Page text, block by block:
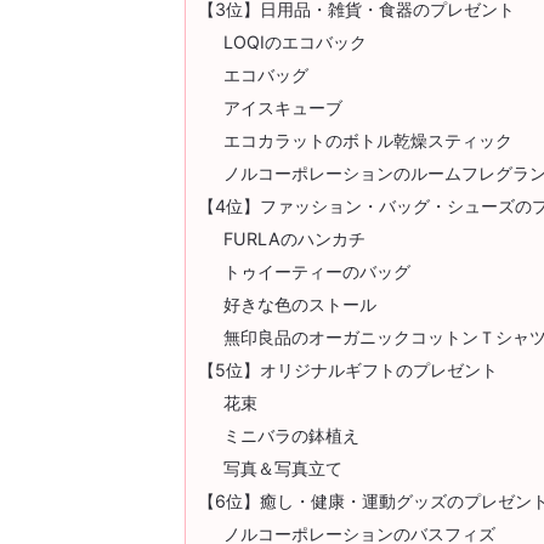
【3位】日用品・雑貨・食器のプレゼント
LOQIのエコバック
エコバッグ
アイスキューブ
エコカラットのボトル乾燥スティック
ノルコーポレーションのルームフレグラ
【4位】ファッション・バッグ・シューズの
FURLAのハンカチ
トゥイーティーのバッグ
好きな色のストール
無印良品のオーガニックコットンＴシャツ
【5位】オリジナルギフトのプレゼント
花束
ミニバラの鉢植え
写真＆写真立て
【6位】癒し・健康・運動グッズのプレゼント
ノルコーポレーションのバスフィズ